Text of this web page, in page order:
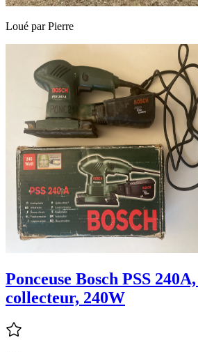
Loué parPierre
Ponceuse Bosch PSS
collecteur, 240W